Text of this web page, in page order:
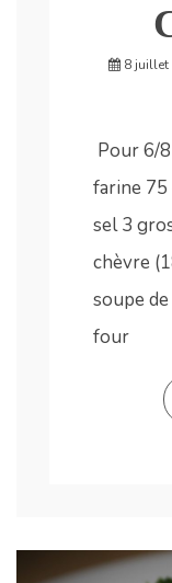
8 juillet
Pour 6/
farine 75
sel 3
chèvre
soupe
four